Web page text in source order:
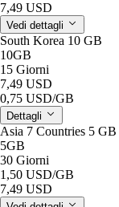
7,49 USD
Vedi dettagli
South Korea 10 GB
10GB
15 Giorni
7,49 USD
0,75 USD/GB
Dettagli
Asia 7 Countries 5 GB
5GB
30 Giorni
1,50 USD/GB
7,49 USD